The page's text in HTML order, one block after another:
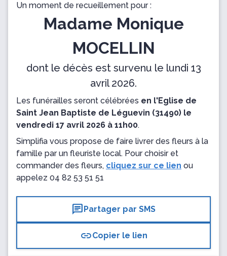
Un moment de recueillement pour :
Madame Monique
MOCELLIN
dont le décès est survenu le lundi 13
avril 2026.
Les funérailles seront célébrées en l'Eglise de
Saint Jean Baptiste de Léguevin (31490) le
vendredi 17 avril 2026 à 11h00.
Simplifia vous propose de faire livrer des fleurs à la
famille par un fleuriste local. Pour choisir et
commander des fleurs, cliquez sur ce lien ou
appelez 04 82 53 51 51
chatPartager par SMS
linkCopier le lien